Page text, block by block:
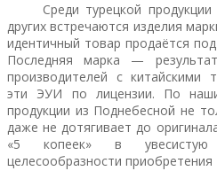
Среди турецкой
других встречаются изделия
идентичный товар продаётся
Последняя марка — результат
производителей с китайскими
эти ЭУИ по лицензии. По
продукции из Поднебесной не
даже не дотягивает до
«5 копеек» в
целесообразности приобретения